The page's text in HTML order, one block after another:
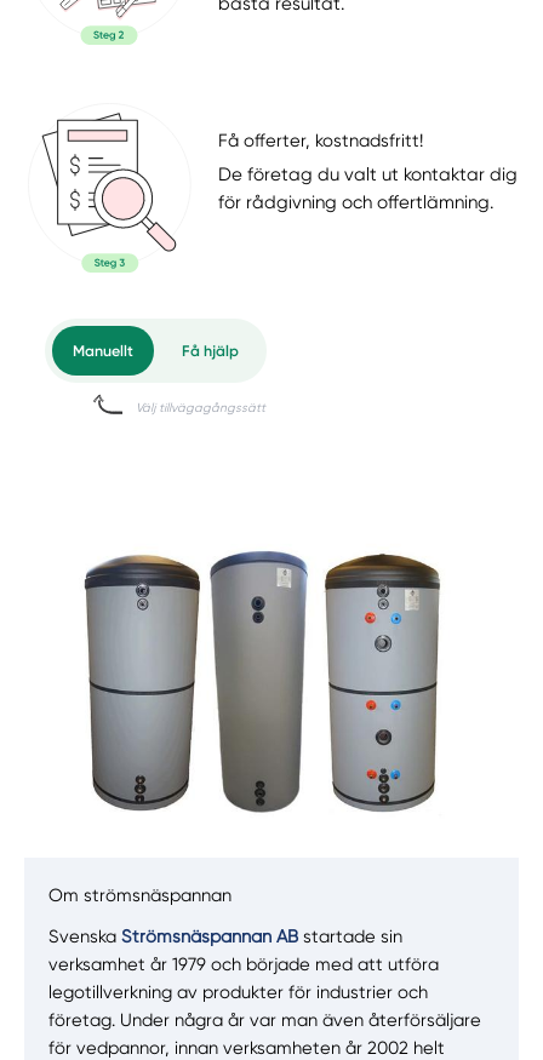
Få offerter, kostnadsfritt!
De företag du valt ut kontaktar dig
för rådgivning och offertlämning.
Manuellt Få hjälp
Välj tillvägagångssätt
Om strömsnäspannan
SvenskaStrömsnäspannan AB startade sin
verksamhet år 1979 och började med att utföra
legotillverkning av produkter för industrier och
företag. Under några år var man även återförsäljare
för vedpannor, innan verksamheten år 2002 helt